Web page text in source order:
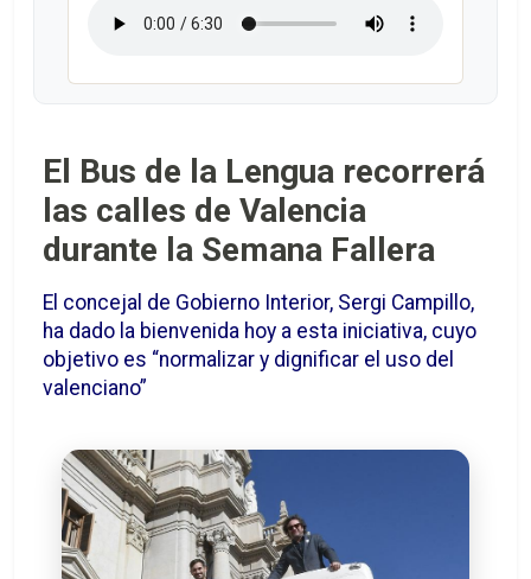
El Bus de la Lengua recorrerá
las calles de Valencia
durante la Semana Fallera
El concejal de Gobierno Interior, Sergi Campillo,
ha dado la bienvenida hoy a esta iniciativa, cuyo
objetivo es “normalizar y dignificar el uso del
valenciano”